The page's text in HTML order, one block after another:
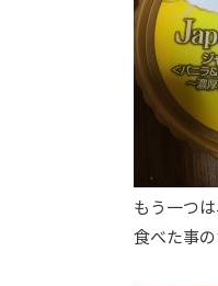
もう一つ
食べた事